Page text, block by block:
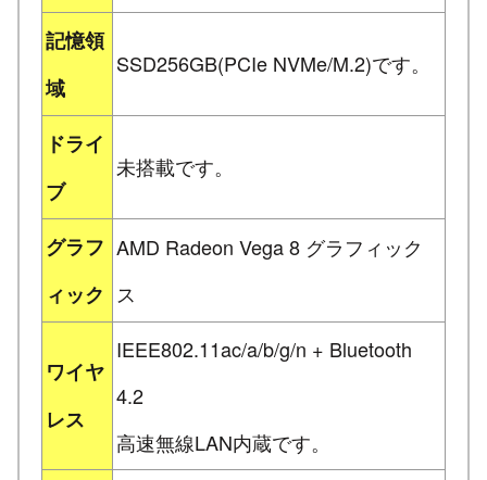
記憶領
域
SSD256GB(PCIe NVMe/M.2)です。
ドライ
ブ
未搭載です。
グラフ
ィック
AMD Radeon Vega 8 グラフィック
ス
ワイヤ
レス
IEEE802.11ac/a/b/g/n + Bluetooth
4.2
高速無線LAN内蔵です。